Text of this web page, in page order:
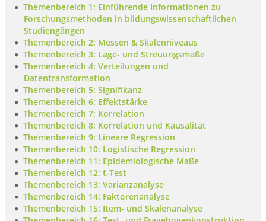
Themenbereich 1: Einführende Informationen zu
Forschungsmethoden in bildungswissenschaftlichen
Studiengängen
Themenbereich 2: Messen & Skalenniveaus
Themenbereich 3: Lage- und Streuungsmaße
Themenbereich 4: Verteilungen und
Datentransformation
Themenbereich 5: Signifikanz
Themenbereich 6: Effektstärke
Themenbereich 7: Korrelation
Themenbereich 8: Korrelation und Kausalität
Themenbereich 9: Lineare Regression
Themenbereich 10: Logistische Regression
Themenbereich 11: Epidemiologische Maße
Themenbereich 12: t-Test
Themenbereich 13: Varianzanalyse
Themenbereich 14: Faktorenanalyse
Themenbereich 15: Item- und Skalenanalyse